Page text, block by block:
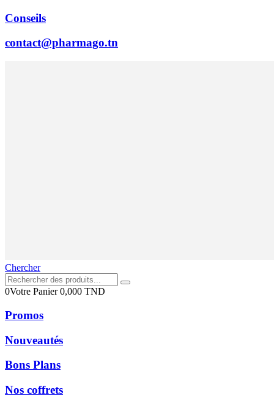
Conseils
contact@pharmago.tn
Chercher
0Votre Panier0,000 TND
Promos
Nouveautés
Bons Plans
Nos coffrets